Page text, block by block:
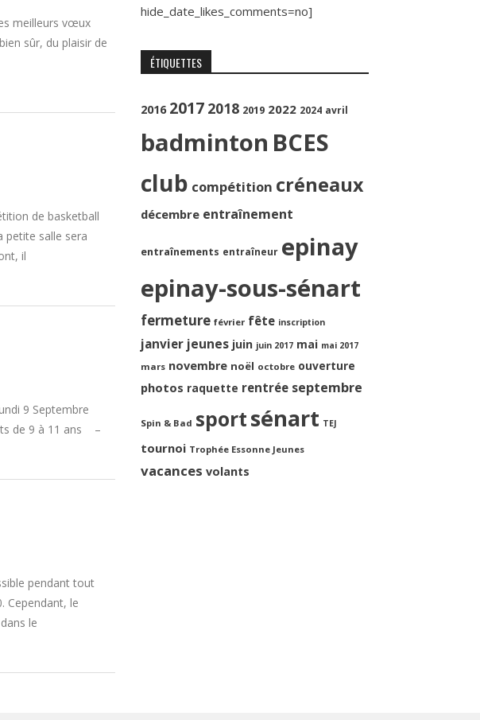
meilleurs vœux
sûr, du plaisir de
de basketball
petite salle sera
il
9 Septembre
de 9 à 11 ans –
pendant tout
Cependant, le
le
hide_date_likes_comments=no]
ÉTIQUETTES
2016 2017 2018 2019 2022 2024 avril
badminton BCES
club compétition créneaux
décembre entraînement
entraînements entraîneur epinay
epinay-sous-sénart
fermeture février fête inscription
janvier jeunes juin juin 2017 mai mai 2017
mars novembre noël octobre ouverture
photos raquette rentrée septembre
Spin & Bad sportsénart TEJ
tournoi Trophée Essonne Jeunes
vacances volants